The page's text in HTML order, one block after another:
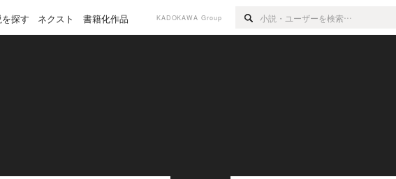
探す ネクスト 書籍化作品 KADOKAWA Group